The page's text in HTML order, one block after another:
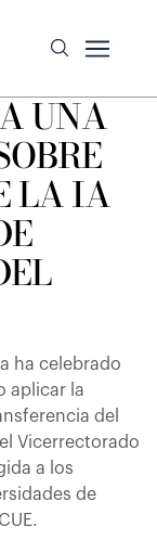
UNA
LA IA
ha celebrado
aplicar la
del
Vicerrectorado
a los
de